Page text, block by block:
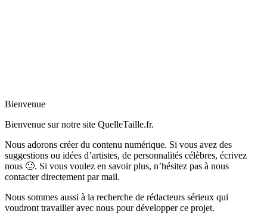
Bienvenue
Bienvenue sur notre site QuelleTaille.fr.
Nous adorons créer du contenu numérique. Si vous avez des
suggestions ou idées d’artistes, de personnalités célèbres, écrivez
nous 🙂. Si vous voulez en savoir plus, n’hésitez pas à nous
contacter directement par mail.
Nous sommes aussi à la recherche de rédacteurs sérieux qui
voudront travailler avec nous pour développer ce projet.